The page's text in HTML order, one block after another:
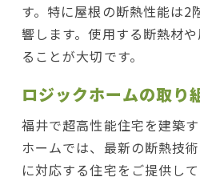
す。特に屋根の断熱性能は2
響します。使用する断熱材
ることが大切です。
ロジックホームの取り
福井で超高性能住宅を建築
ホームでは、最新の断熱技
に対応する住宅をご提供し